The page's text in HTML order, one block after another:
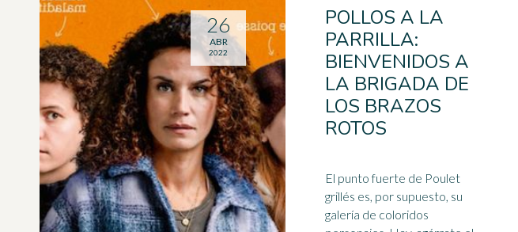
POLLOS A LA
PARRILLA:
BIENVENIDOS A
LA BRIGADA DE
LOS BRAZOS
ROTOS
El punto fuerte de Poulet
grillés es, por supuesto, su
galería de coloridos
26
ABR
2022